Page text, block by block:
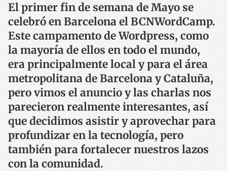
El primer fin de semana de Mayo se
celebró en Barcelona el BCNWordCamp.
Este campamento de Wordpress, como
la mayoría de ellos en todo el mundo,
era principalmente local y para el área
metropolitana de Barcelona y Cataluña,
pero vimos el anuncio y las charlas nos
parecieron realmente interesantes, así
que decidimos asistir y aprovechar para
profundizar en la tecnología, pero
también para fortalecer nuestros lazos
con la comunidad.